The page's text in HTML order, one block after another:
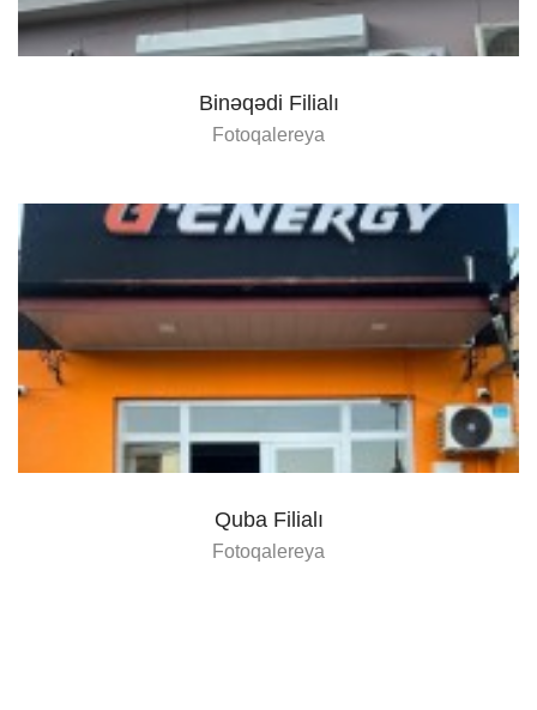
Binəqədi Filialı
Fotoqalereya
Quba Filialı
Fotoqalereya